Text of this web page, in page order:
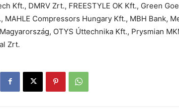
Kft., DMRV Zrt., FREESTYLE OK Kft., Green
MAHLE Compressors Hungary Kft., MBH Bank,
OTYS Úttechnika Kft., Prysmian
Zrt.